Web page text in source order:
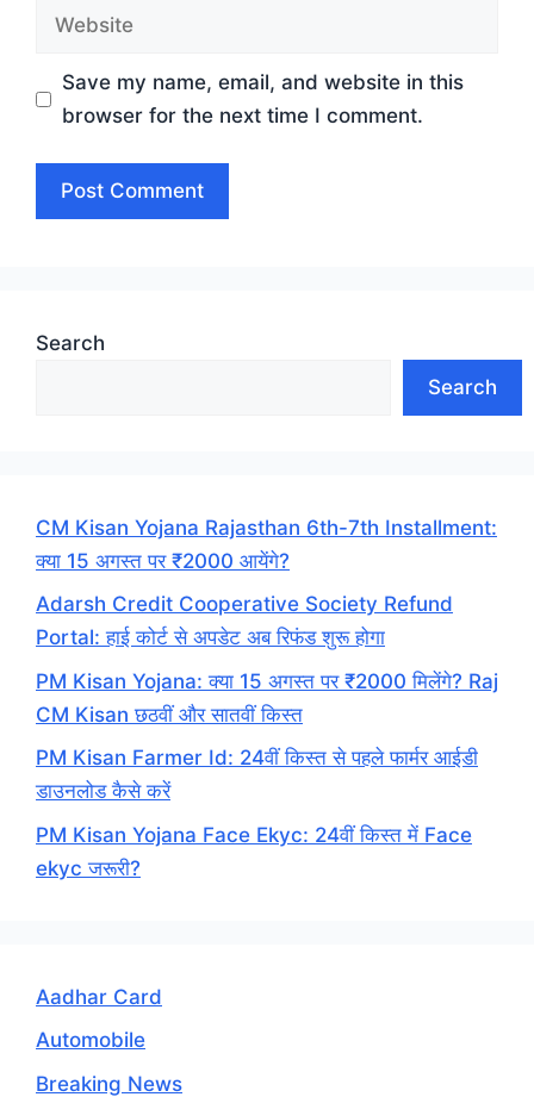
Website
Save my name, email, and website in this
browser for the next time I comment.
Search
Search
CM Kisan Yojana Rajasthan 6th-7th Installment:
क्या 15 अगस्त पर ₹2000 आयेंगे?
Adarsh Credit Cooperative Society Refund
Portal: हाई कोर्ट से अपडेट अब रिफंड शुरू होगा
PM Kisan Yojana: क्या 15 अगस्त पर ₹2000 मिलेंगे? Raj
CM Kisan छठवीं और सातवीं किस्त
PM Kisan Farmer Id: 24वीं किस्त से पहले फार्मर आईडी
डाउनलोड कैसे करें
PM Kisan Yojana Face Ekyc: 24वीं किस्त में Face
ekyc जरूरी?
Aadhar Card
Automobile
Breaking News